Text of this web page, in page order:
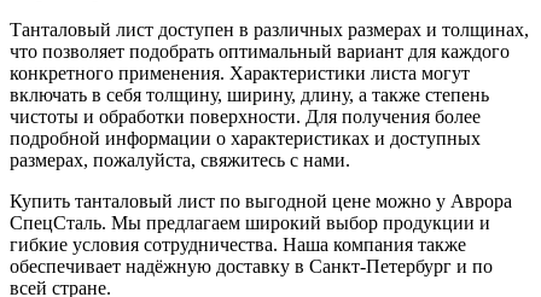
Танталовый лист доступен в различных размерах и толщинах,
что позволяет подобрать оптимальный вариант для каждого
конкретного применения. Характеристики листа могут
включать в себя толщину, ширину, длину, а также степень
чистоты и обработки поверхности. Для получения более
подробной информации о характеристиках и доступных
размерах, пожалуйста, свяжитесь с нами.
Купить танталовый лист по выгодной цене можно у Аврора
СпецСталь. Мы предлагаем широкий выбор продукции и
гибкие условия сотрудничества. Наша компания также
обеспечивает надёжную доставку в Санкт-Петербург и по
всей стране.